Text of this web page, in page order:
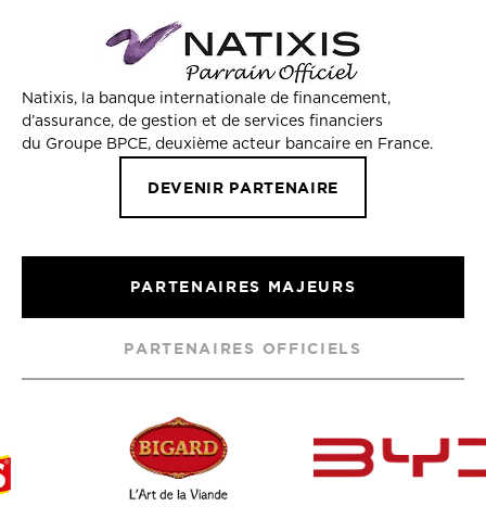
Natixis, la banque internationale de financement,
d’assurance, de gestion et de services financiers
du Groupe BPCE, deuxième acteur bancaire en France.
DEVENIR PARTENAIRE
PARTENAIRES MAJEURS
PARTENAIRES OFFICIELS